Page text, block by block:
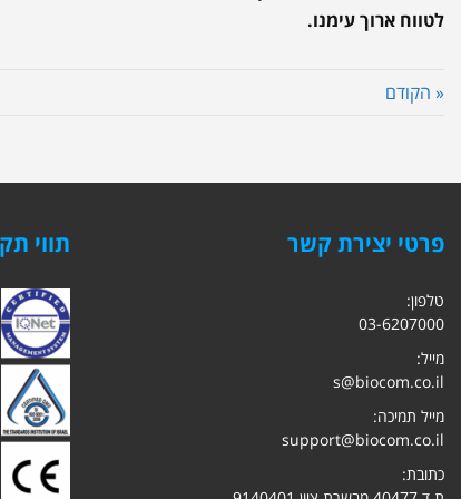
לטווח ארוך עימנו.
« הקודם
פרטי יצירת קשר
טלפון:
03-6207000
מייל:
s@biocom.co.il
מייל תמיכה:
support@biocom.co.il
כתובת:
תווי